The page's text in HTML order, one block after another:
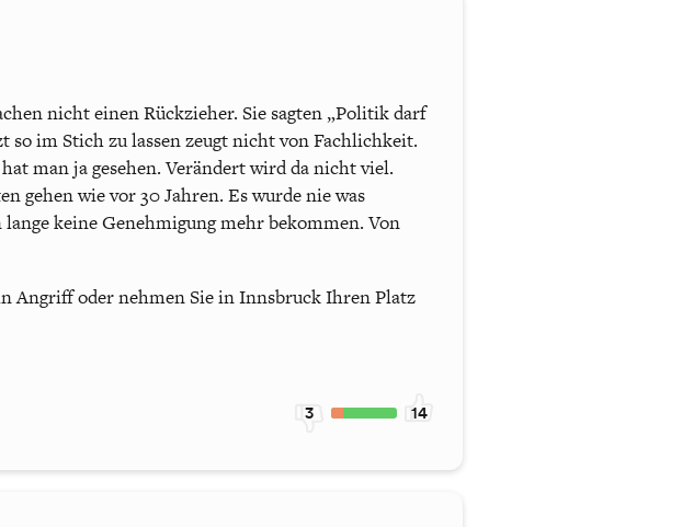
nicht einen Rückzieher. Sie sagten „Politik darf
so im Stich zu lassen zeugt nicht von Fachlichkeit.
man ja gesehen. Verändert wird da nicht viel.
gehen wie vor 30 Jahren. Es wurde nie was
keine Genehmigung mehr bekommen. Von
Angriff oder nehmen Sie in Innsbruck Ihren Platz
3 14